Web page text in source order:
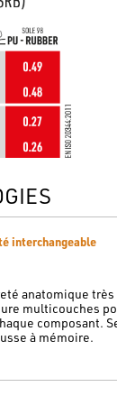
interchangeable
anatomique
multicouches
composant.
à mémoire.